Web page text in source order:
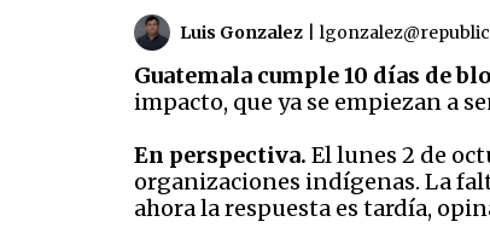
Luis Gonzalez
Guatemala cumple 10 días de
impacto, que ya se empiezan a
En perspectiva. El lunes 2 de
organizaciones indígenas. La
ahora la respuesta es tardía,